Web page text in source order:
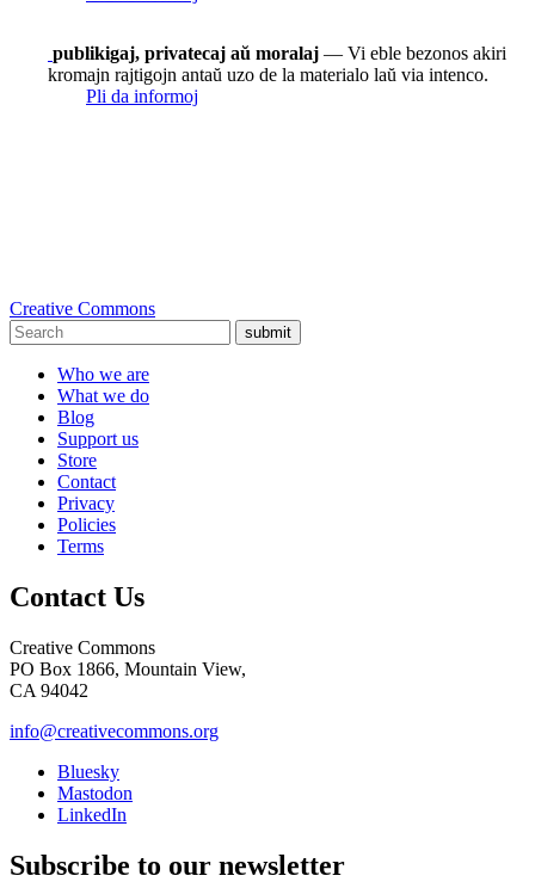
publikigaj, privatecaj aŭ moralaj — Vi eble bezonos akiri
kromajn rajtigojn antaŭ uzo de la materialo laŭ via intenco.
Pli da informoj
Creative Commons
submit
Who we are
What we do
Blog
Support us
Store
Contact
Privacy
Policies
Terms
Contact Us
Creative Commons
PO Box 1866, Mountain View,
CA 94042
info@creativecommons.org
Bluesky
Mastodon
LinkedIn
Subscribe to our newsletter